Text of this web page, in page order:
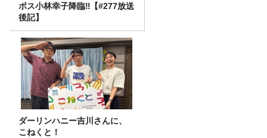
ボス小林幸子降臨‼【#277放送
後記】
ダーリンハニー吉川さんに、
こねくと！